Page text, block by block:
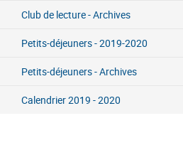
Club de lecture - Archives
Petits-déjeuners - 2019-2020
Petits-déjeuners - Archives
Calendrier 2019 - 2020